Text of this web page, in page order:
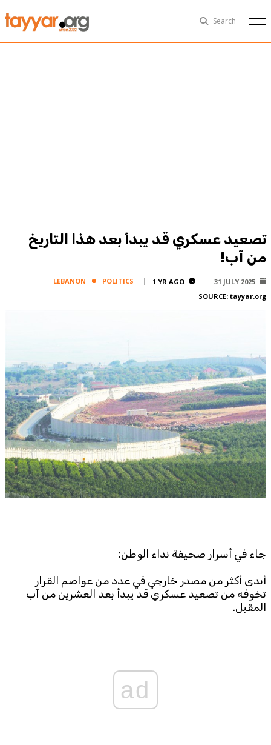
Search
Mon, Aug 10th 29°C
Corporate
Services
Horoscope
Polls
Jobs
Writers
Legal
Privacy Policy
Terms Of Use
TTV Plus
تصعيد عسكري قد يبدأ بعد هذا التاريخ
من آب!
31 JULY 2025
1 YR AGO
LEBANON
POLITICS
SOURCE: tayyar.org
جاء في أسرار صحيفة نداء الوطن:
أبدى أكثر من مصدر خارجي في عدد من عواصم القرار
تخوفه من تصعيد عسكري قد يبدأ بعد العشرين من آب
المقبل.
ad